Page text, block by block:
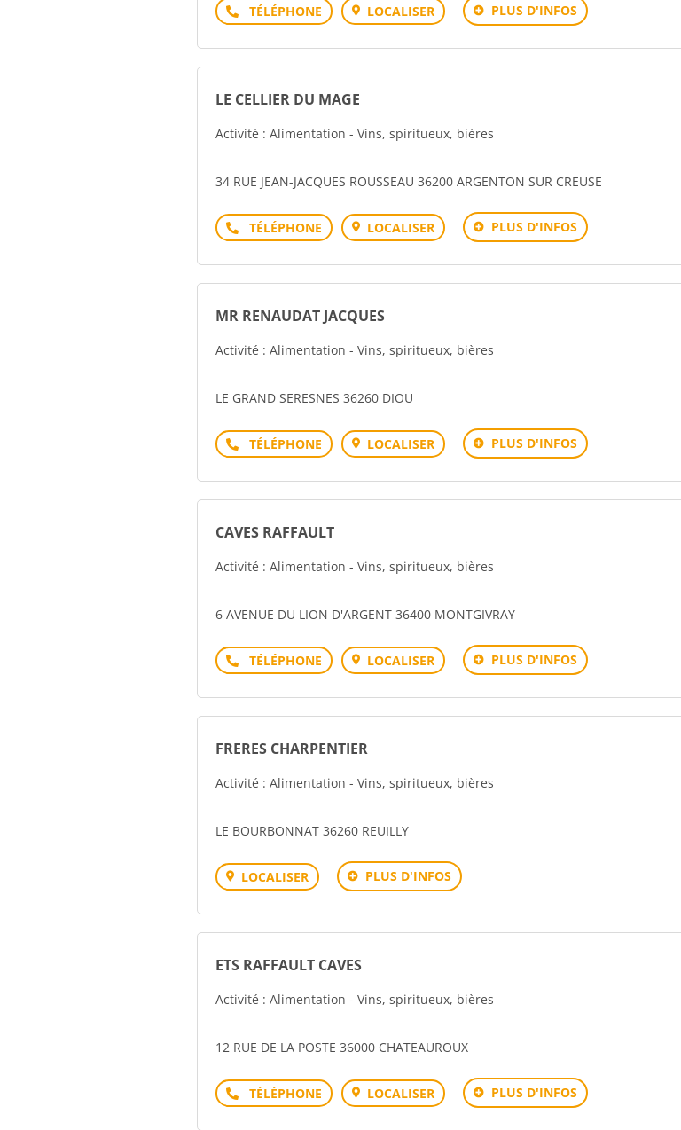
Téléphone LOCALISER PLUS D'INFOS
LE CELLIER DU MAGE
Activité : Alimentation - Vins, spiritueux, bières
34 RUE JEAN-JACQUES ROUSSEAU 36200 ARGENTON SUR CREUSE
Téléphone LOCALISER PLUS D'INFOS
MR RENAUDAT JACQUES
Activité : Alimentation - Vins, spiritueux, bières
LE GRAND SERESNES 36260 DIOU
Téléphone LOCALISER PLUS D'INFOS
CAVES RAFFAULT
Activité : Alimentation - Vins, spiritueux, bières
6 AVENUE DU LION D'ARGENT 36400 MONTGIVRAY
Téléphone LOCALISER PLUS D'INFOS
FRERES CHARPENTIER
Activité : Alimentation - Vins, spiritueux, bières
LE BOURBONNAT 36260 REUILLY
LOCALISER PLUS D'INFOS
ETS RAFFAULT CAVES
Activité : Alimentation - Vins, spiritueux, bières
12 RUE DE LA POSTE 36000 CHATEAUROUX
Téléphone LOCALISER PLUS D'INFOS